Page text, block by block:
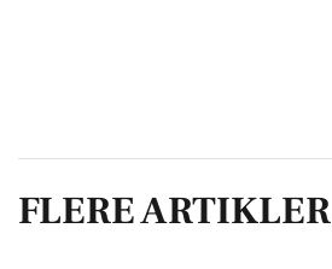
FLERE ARTIKLER